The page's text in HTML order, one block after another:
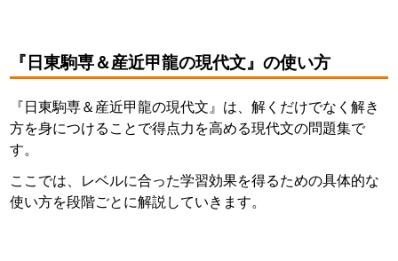
『日東駒専＆産近甲龍の現代文』の使い方
『日東駒専＆産近甲龍の現代文』は、解くだけでなく解き
方を身につけることで得点力を高める現代文の問題集で
す。
ここでは、レベルに合った学習効果を得るための具体的な
使い方を段階ごとに解説していきます。